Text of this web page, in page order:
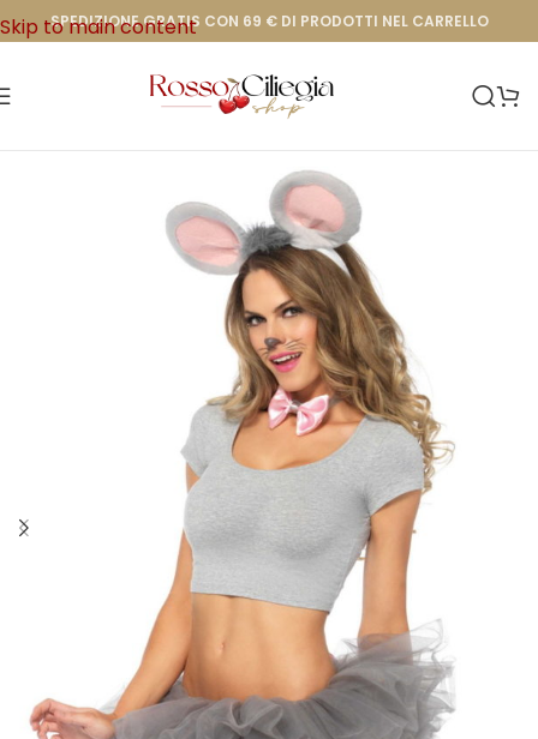
Skip to main content
SPEDIZIONE GRATIS CON 69 € DI PRODOTTI NEL CARRELLO